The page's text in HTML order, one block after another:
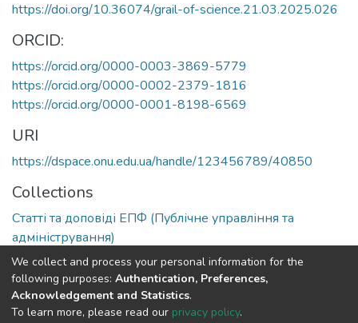
https://doi.org/10.36074/grail-of-science.21.03.2025.026
ORCID:
https://orcid.org/0000-0003-3869-5779
https://orcid.org/0000-0002-2379-1816
https://orcid.org/0000-0001-8198-6569
URI
https://dspace.onu.edu.ua/handle/123456789/40850
Collections
Статті та доповіді ЕПФ (Публічне управління та
адміністрування)
Full item page
We collect and process your personal information for the
following purposes: Authentication, Preferences,
Acknowledgement and Statistics.
To learn more, please read our privacy policy.